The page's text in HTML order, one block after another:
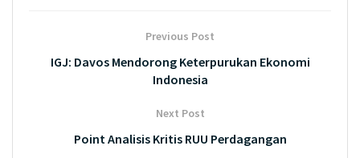
Previous Post
IGJ: Davos Mendorong Keterpurukan Ekonomi
Indonesia
Next Post
Point Analisis Kritis RUU Perdagangan